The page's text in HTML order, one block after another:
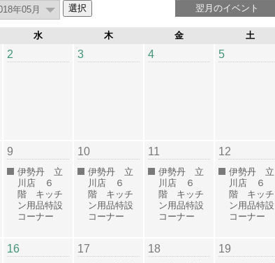
翌月のイベント
水 木 金 土
2 3 4 5
9
伊勢丹 立
川店 ６
階 キッチ
ン用品特設
コーナー
10
伊勢丹 立
川店 ６
階 キッチ
ン用品特設
コーナー
11
伊勢丹 立
川店 ６
階 キッチ
ン用品特設
コーナー
12
伊勢丹 立
川店 ６
階 キッチ
ン用品特設
コーナー
16 17 18 19